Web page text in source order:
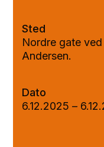
Sted
Nordre gate
Andersen.
Dato
6.12.2025 –